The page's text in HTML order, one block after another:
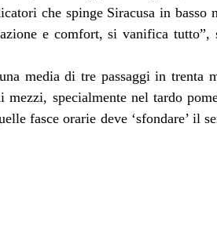
che spinge Siracusa in basso
e comfort, si vanifica
media di tre passaggi in trenta
mezzi, specialmente nel tardo
fasce orarie deve ‘sfondare’ il